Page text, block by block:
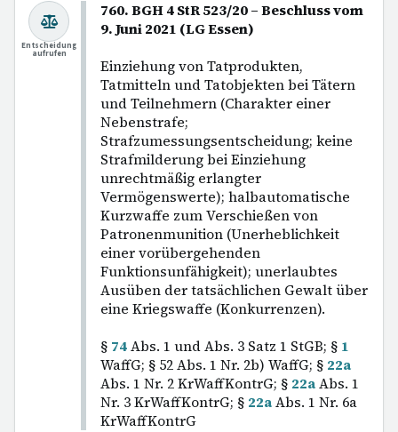
760. BGH 4 StR 523/20 – Beschluss vom
9. Juni 2021 (LG Essen)
Einziehung von Tatprodukten,
Tatmitteln und Tatobjekten bei Tätern
und Teilnehmern (Charakter einer
Nebenstrafe;
Strafzumessungsentscheidung; keine
Strafmilderung bei Einziehung
unrechtmäßig erlangter
Vermögenswerte); halbautomatische
Kurzwaffe zum Verschießen von
Patronenmunition (Unerheblichkeit
einer vorübergehenden
Funktionsunfähigkeit); unerlaubtes
Ausüben der tatsächlichen Gewalt über
eine Kriegswaffe (Konkurrenzen).
§ 74Abs. 1 und Abs. 3 Satz 1 StGB; § 1
WaffG; § 52 Abs. 1 Nr. 2b) WaffG; § 22a
Abs. 1 Nr. 2 KrWaffKontrG; § 22aAbs. 1
Nr. 3 KrWaffKontrG; § 22aAbs. 1 Nr. 6a
KrWaffKontrG
Entscheidung
aufrufen